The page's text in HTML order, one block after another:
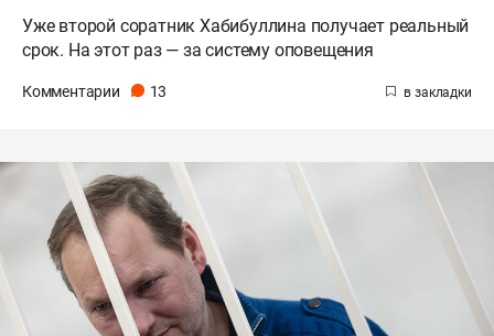
Уже второй соратник Хабибуллина получает реальный
срок. На этот раз — за систему оповещения
Комментарии 13